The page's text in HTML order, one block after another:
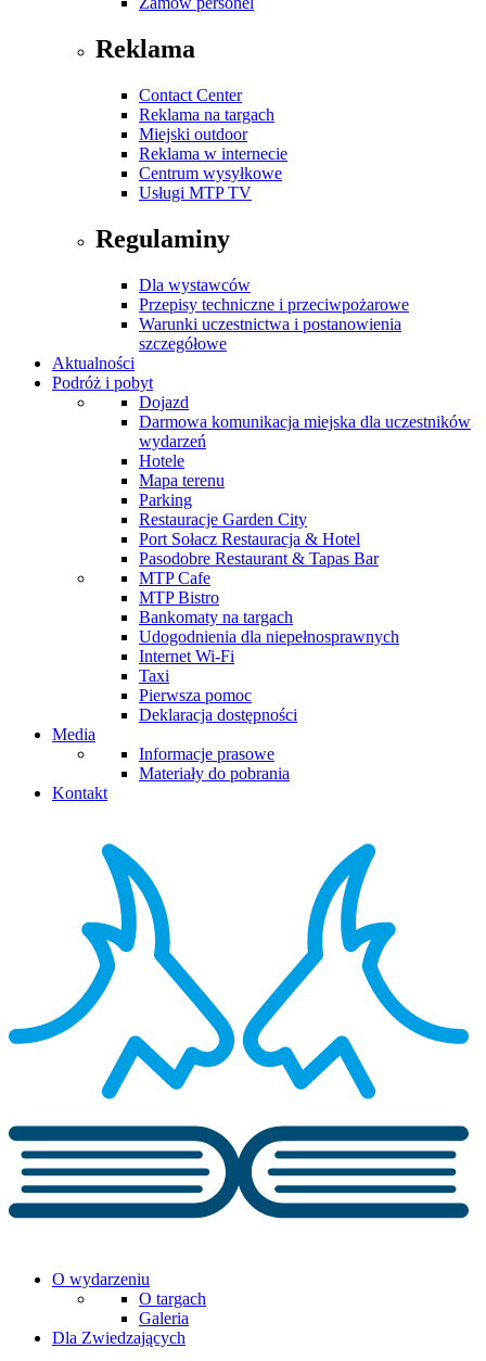
Reklama
Contact Center
Reklama na targach
Miejski outdoor
Reklama w internecie
Centrum wysyłkowe
Usługi MTP TV
Regulaminy
Dla wystawców
Przepisy techniczne i przeciwpożarowe
Warunki uczestnictwa i postanowienia
szczegółowe
Aktualności
Podróż i pobyt
Dojazd
Darmowa komunikacja miejska dla uczestników
wydarzeń
Hotele
Mapa terenu
Parking
Restauracje Garden City
Port Sołacz Restauracja & Hotel
Pasodobre Restaurant & Tapas Bar
MTP Cafe
MTP Bistro
Bankomaty na targach
Udogodnienia dla niepełnosprawnych
Internet Wi-Fi
Taxi
Pierwsza pomoc
Deklaracja dostępności
Media
Informacje prasowe
Materiały do pobrania
Kontakt
O wydarzeniu
O targach
Galeria
Dla Zwiedzających